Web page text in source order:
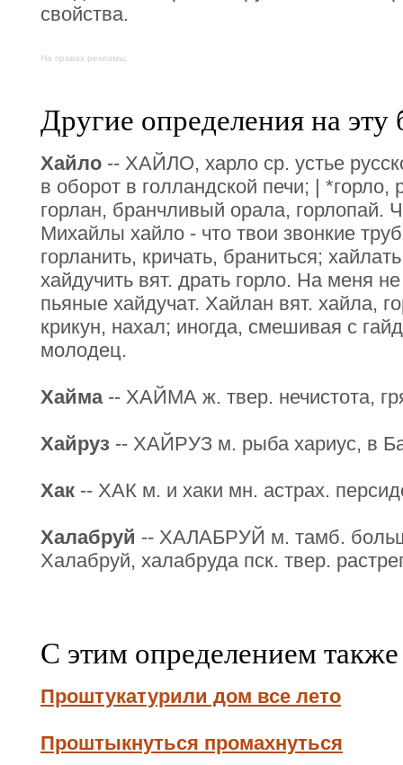
свойства.
На правах рекламы:
Другие определения на эту
Хайло -- ХАЙЛО, харло ср. устье
в оборот в голландской печи; | *горло,
горлан, бранчливый орала, горлопай.
Михайлы хайло - что твои звонкие
горланить, кричать, браниться;
хайдучить вят. драть горло. На меня
пьяные хайдучат. Хайлан вят. хайла,
крикун, нахал; иногда, смешивая с
молодец.
Хайма-- ХАЙМА ж. твер. нечистота,
Хайруз -- ХАЙРУЗ м. рыба хариус, в
Хак -- ХАК м. и хаки мн. астрах.
Халабруй -- ХАЛАБРУЙ м. тамб.
Халабруй, халабруда пск. твер.
С этим определением
Проштукатурили дом все лето
Проштыкнуться промахнуться